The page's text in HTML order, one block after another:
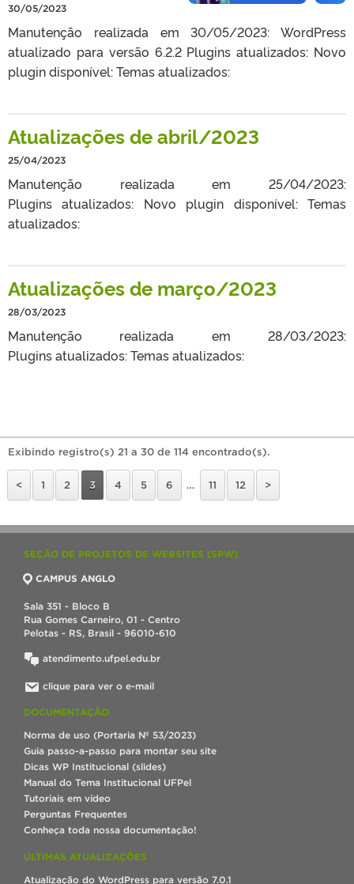
30/05/2023
Manutenção realizada em 30/05/2023: WordPress
atualizado para versão 6.2.2 Plugins atualizados: Novo
plugin disponível: Temas atualizados:
Atualizações de abril/2023
25/04/2023
Manutenção realizada em 25/04/2023:
Plugins atualizados: Novo plugin disponível: Temas
atualizados:
Atualizações de março/2023
28/03/2023
Manutenção realizada em 28/03/2023:
Plugins atualizados: Temas atualizados:
Exibindo registro(s) 21 a 30 de 114 encontrado(s).
< 1 2 3 4 5 6 … 11 12 >
SEÇÃO DE PROJETOS DE WEBSITES (SPW)
CAMPUS ANGLO
Sala 351 - Bloco B
Rua Gomes Carneiro, 01 - Centro
Pelotas - RS, Brasil - 96010-610
atendimento.ufpel.edu.br
clique para ver o e-mail
DOCUMENTAÇÃO
Norma de uso (Portaria Nº 53/2023)
Guia passo-a-passo para montar seu site
Dicas WP Institucional (slides)
Manual do Tema Institucional UFPel
Tutoriais em vídeo
Perguntas Frequentes
Conheça toda nossa documentação!
ÚLTIMAS ATUALIZAÇÕES
Atualização do WordPress para versão 7.0.1